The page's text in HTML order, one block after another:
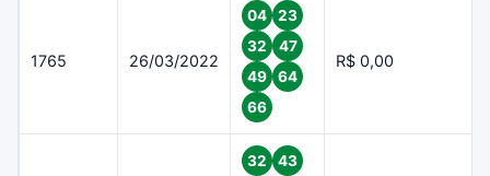
1765 26/03/2022
04
23
32
47
49
64
66
R$ 0,00
32
43